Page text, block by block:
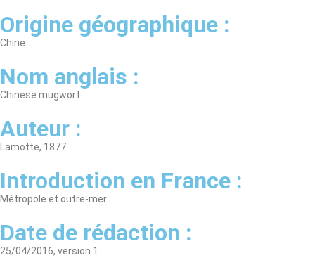
Origine géographique :
Chine
Nom anglais :
Chinese mugwort
Auteur :
Lamotte, 1877
Introduction en France :
Métropole et outre-mer
Date de rédaction :
25/04/2016, version 1